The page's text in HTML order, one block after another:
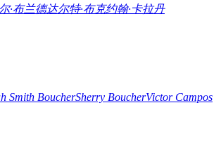
·布兰德达尔特·布克约翰·卡拉丹
Smith BoucherSherry BoucherVictor Campos